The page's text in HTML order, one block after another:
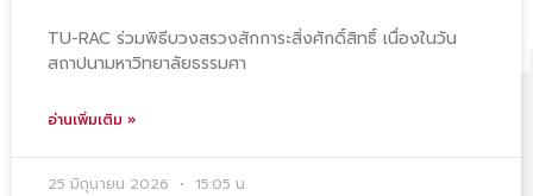
TU-RAC ร่วมพิธีบวงสรวงสักการะสิ่งศักดิ์สิทธิ์ เนื่องในวัน
สถาปนามหาวิทยาลัยธรรมศา
อ่านเพิ่มเติม »
25 มิถุนายน 2026 15:05 น.